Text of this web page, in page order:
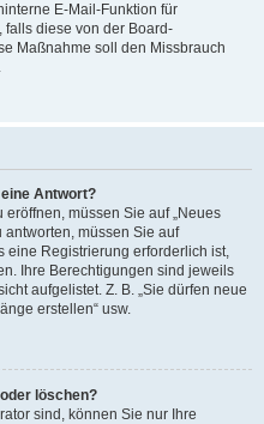
E-Mail-Funktion für
falls diese von der Board-
Maßnahme soll den Missbrauch
Antwort?
müssen Sie auf „Neues
antworten, müssen Sie auf
eine Registrierung erforderlich ist,
Ihre Berechtigungen sind jeweils
aufgelistet. Z. B. „Sie dürfen neue
erstellen“ usw.
löschen?
sind, können Sie nur Ihre